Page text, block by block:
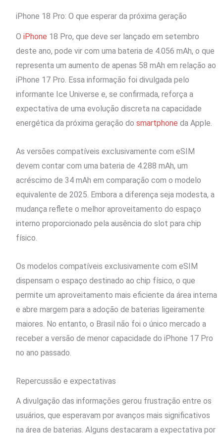
iPhone 18 Pro: O que esperar da próxima geração
O iPhone 18 Pro, que deve ser lançado em setembro
deste ano, pode vir com uma bateria de 4.056 mAh, o que
representa um aumento de apenas 58 mAh em relação ao
iPhone 17 Pro. Essa informação foi divulgada pelo
informante Ice Universe e, se confirmada, reforça a
expectativa de uma evolução discreta na capacidade
energética da próxima geração do smartphone da Apple.
As versões compatíveis exclusivamente com eSIM
devem contar com uma bateria de 4.288 mAh, um
acréscimo de 34 mAh em comparação com o modelo
equivalente de 2025. Embora a diferença seja modesta, a
mudança reflete o melhor aproveitamento do espaço
interno proporcionado pela ausência do slot para chip
físico.
Os modelos compatíveis exclusivamente com eSIM
dispensam o espaço destinado ao chip físico, o que
permite um aproveitamento mais eficiente da área interna
e abre margem para a adoção de baterias ligeiramente
maiores. No entanto, o Brasil não foi o único mercado a
receber a versão de menor capacidade do iPhone 17 Pro
no ano passado.
Repercussão e expectativas
A divulgação das informações gerou frustração entre os
usuários, que esperavam por avanços mais significativos
na área de baterias. Alguns destacaram a expectativa por